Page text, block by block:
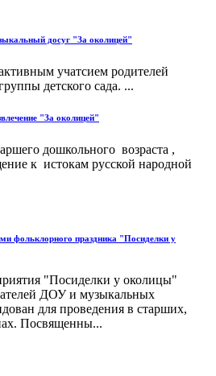
досуг "За околицей"
учатсием родителей
детского сада. ...
"За околицей"
дошкольного возраста ,
к истокам русской народной
фольклорного праздника "Посиделки у
"Посиделки у околицы"
ДОУ и музыкальных
для проведения в старших,
Посвященны...